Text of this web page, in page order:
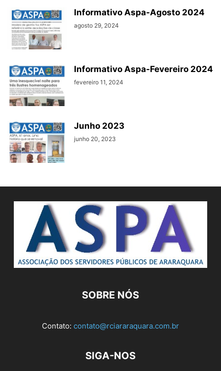
Informativo Aspa-Agosto 2024
agosto 29, 2024
Informativo Aspa-Fevereiro 2024
fevereiro 11, 2024
Junho 2023
junho 20, 2023
SOBRE NÓS
Contato: contato@rciararaquara.com.br
SIGA-NOS